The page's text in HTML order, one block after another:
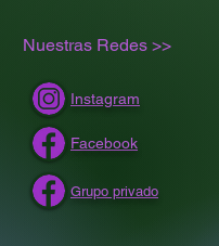
Nuestras Redes >>
Instagram
Facebook
Grupo privado